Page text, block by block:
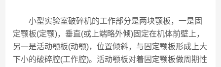
小型实验室破碎机的工作部分是两块颚板，一是固
定颚板(定颚)，垂直(或上端略外倾)固定在机体前壁上，
另一是活动颚板(动颚)，位置倾斜，与固定颚板形成上大
下小的破碎腔(工作腔)。活动颚板对着固定颚板做周期性